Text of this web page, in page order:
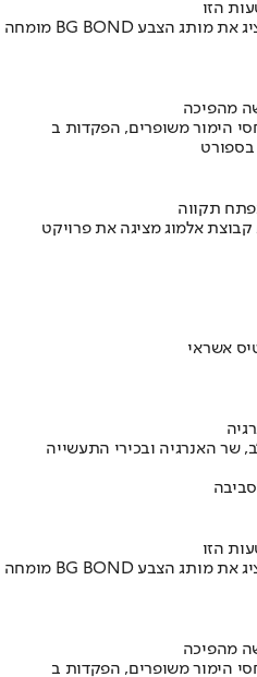
הזו
תקווה
קבוצת אלמוג מציגה את פרויקט MALA: מגדלי הפרימיום האחרונים
שר האנרגיה ובכירי התעשייה
הזו